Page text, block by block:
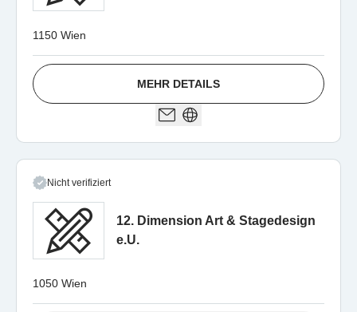
1150 Wien
MEHR DETAILS
Nicht verifiziert
12. Dimension Art & Stagedesign
e.U.
1050 Wien